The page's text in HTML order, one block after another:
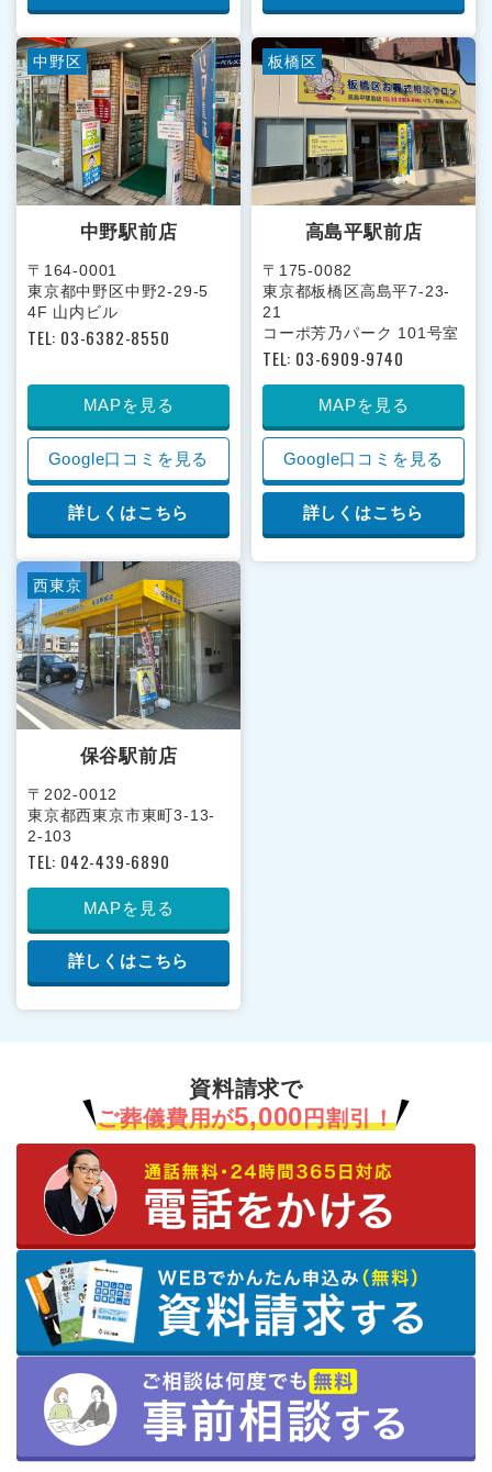
中野区
中野駅前店
〒164-0001
東京都中野区中野2-29-5
4F 山内ビル
TEL: 03-6382-8550
MAPを見る
Google口コミを見る
詳しくはこちら
板橋区
高島平駅前店
〒175-0082
東京都板橋区高島平7-23-
21
コーポ芳乃パーク 101号室
TEL: 03-6909-9740
MAPを見る
Google口コミを見る
詳しくはこちら
西東京
保谷駅前店
〒202-0012
東京都西東京市東町3-13-
2-103
TEL: 042-439-6890
MAPを見る
詳しくはこちら
資料請求で
ご葬儀費用が5,000円割引！